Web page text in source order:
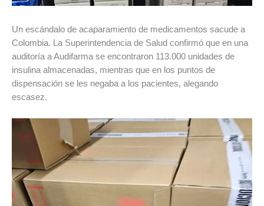
Un escándalo de acaparamiento de medicamentos sacude a
Colombia. La Superintendencia de Salud confirmó que en una
auditoría a Audifarma se encontraron 113.000 unidades de
insulina almacenadas, mientras que en los puntos de
dispensación se les negaba a los pacientes, alegando
escasez.